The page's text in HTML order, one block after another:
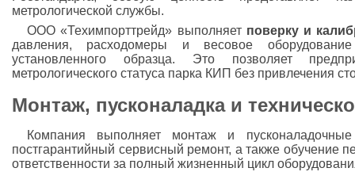
метрологической службы.
ООО «Техимпорттрейд» выполняет поверку и
давления, расходомеры и весовое
установленного образца. Это позволяет
метрологического статуса парка КИП без привлечения
Монтаж, пусконаладка и
Компания выполняет монтаж и
постгарантийный сервисный ремонт, а также
ответственности за полный жизненный цикл